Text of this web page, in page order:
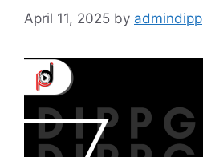
April 11, 2025 by admindipp